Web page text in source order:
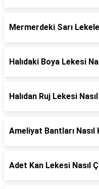
Mermerdeki Sarı
Halıdaki Boya Lekesi
Halıdan Ruj Lekesi
Ameliyat Bantları Nasıl
Adet Kan Lekesi Nasıl